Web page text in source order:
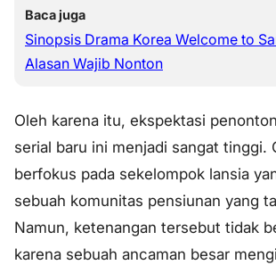
Baca juga
Sinopsis Drama Korea Welcome to
Alasan Wajib Nonton
Oleh karena itu, ekspektasi
serial baru ini menjadi sangat tinggi.
berfokus pada sekelompok lansia
sebuah komunitas pensiunan yang
Namun, ketenangan tersebut tidak
karena sebuah ancaman besar